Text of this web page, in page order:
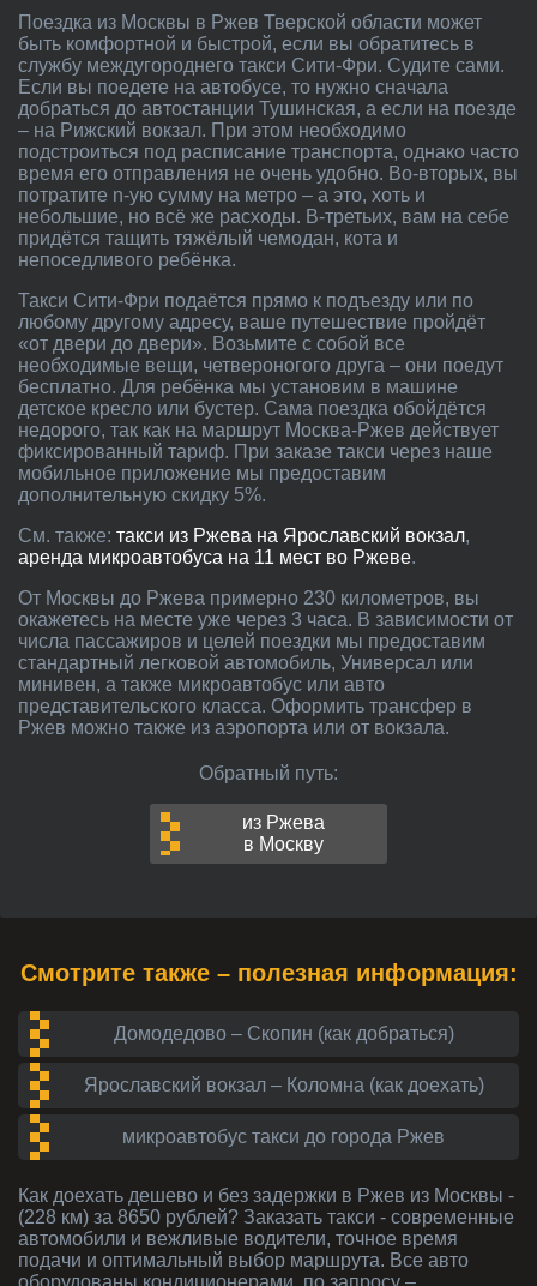
Поездка из Москвы в Ржев Тверской области может
быть комфортной и быстрой, если вы обратитесь в
службу междугороднего такси Сити-Фри. Судите сами.
Если вы поедете на автобусе, то нужно сначала
добраться до автостанции Тушинская, а если на поезде
– на Рижский вокзал. При этом необходимо
подстроиться под расписание транспорта, однако часто
время его отправления не очень удобно. Во-вторых, вы
потратите n-ую сумму на метро – а это, хоть и
небольшие, но всё же расходы. В-третьих, вам на себе
придётся тащить тяжёлый чемодан, кота и
непоседливого ребёнка.
Такси Сити-Фри подаётся прямо к подъезду или по
любому другому адресу, ваше путешествие пройдёт
«от двери до двери». Возьмите с собой все
необходимые вещи, четвероногого друга – они поедут
бесплатно. Для ребёнка мы установим в машине
детское кресло или бустер. Сама поездка обойдётся
недорого, так как на маршрут Москва-Ржев действует
фиксированный тариф. При заказе такси через наше
мобильное приложение мы предоставим
дополнительную скидку 5%.
См. также: такси из Ржева на Ярославский вокзал,
аренда микроавтобуса на 11 мест во Ржеве.
От Москвы до Ржева примерно 230 километров, вы
окажетесь на месте уже через 3 часа. В зависимости от
числа пассажиров и целей поездки мы предоставим
стандартный легковой автомобиль, Универсал или
минивен, а также микроавтобус или авто
представительского класса. Оформить трансфер в
Ржев можно также из аэропорта или от вокзала.
Обратный путь:
из Ржева
в Москву
Смотрите также – полезная информация:
Домодедово – Скопин (как добраться)
Ярославский вокзал – Коломна (как доехать)
микроавтобус такси до города Ржев
Как доехать дешево и без задержки в Ржев из Москвы -
(228 км) за 8650 рублей? Заказать такси - современные
автомобили и вежливые водители, точное время
подачи и оптимальный выбор маршрута. Все авто